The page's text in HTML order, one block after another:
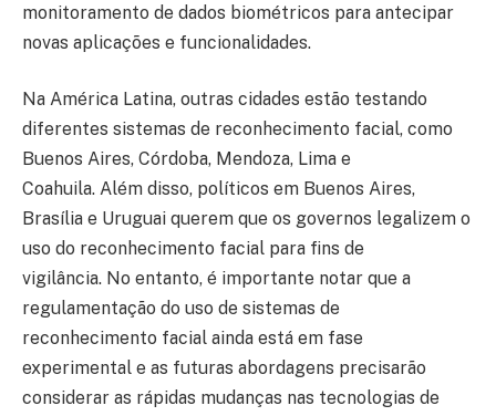
monitoramento de dados biométricos para antecipar
novas aplicações e funcionalidades.
Na América Latina, outras cidades estão testando
diferentes sistemas de reconhecimento facial, como
Buenos Aires, Córdoba, Mendoza, Lima e
Coahuila. Além disso, políticos em Buenos Aires,
Brasília e Uruguai querem que os governos legalizem o
uso do reconhecimento facial para fins de
vigilância. No entanto, é importante notar que a
regulamentação do uso de sistemas de
reconhecimento facial ainda está em fase
experimental e as futuras abordagens precisarão
considerar as rápidas mudanças nas tecnologias de